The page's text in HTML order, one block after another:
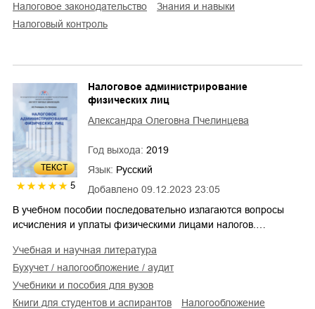
налоговое законодательство
знания и навыки
налоговый контроль
ТЕКСТ
5 Добавлено 09.12.2023 23:05
Налоговое администрирование
физических лиц
Александра Олеговна Пчелинцева
Год выхода: 2019
Язык: Русский
В учебном пособии последовательно излагаются вопросы
исчисления и уплаты физическими лицами налогов.…
учебная и научная литература
бухучет / налогообложение / аудит
учебники и пособия для вузов
книги для студентов и аспирантов
налогообложение